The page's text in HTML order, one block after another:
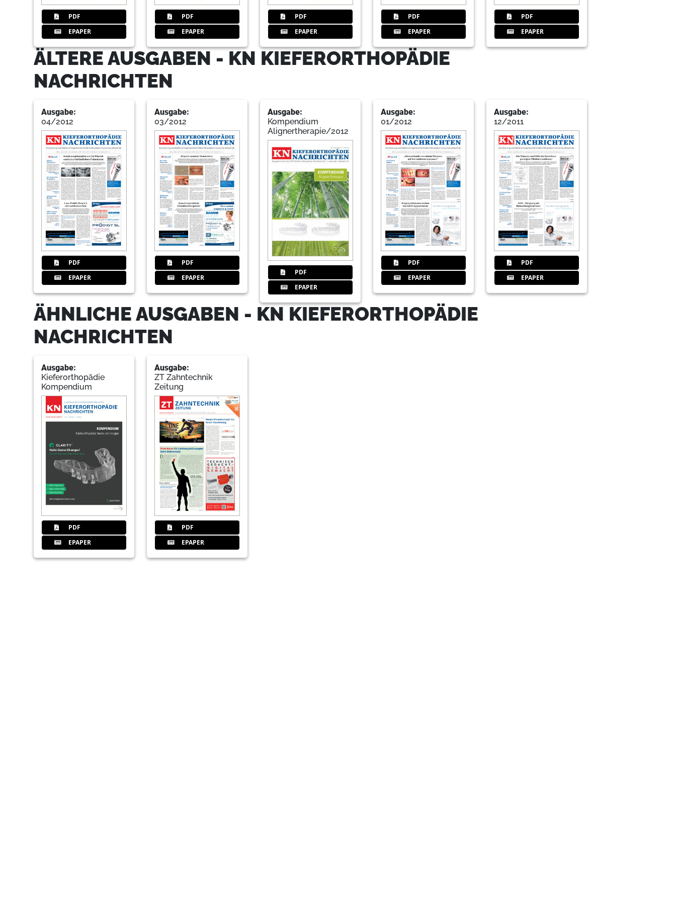
PDF
EPAPER
PDF
EPAPER
PDF
EPAPER
PDF
EPAPER
PDF
EPAPER
ÄLTERE AUSGABEN - KN KIEFERORTHOPÄDIE
NACHRICHTEN
Ausgabe:
04/2012
PDF
EPAPER
Ausgabe:
03/2012
PDF
EPAPER
Ausgabe:
Kompendium
Alignertherapie/2012
PDF
EPAPER
Ausgabe:
01/2012
PDF
EPAPER
Ausgabe:
12/2011
PDF
EPAPER
ÄHNLICHE AUSGABEN - KN KIEFERORTHOPÄDIE
NACHRICHTEN
Ausgabe:
Kieferorthopädie
Kompendium
PDF
EPAPER
Ausgabe:
ZT Zahntechnik
Zeitung
PDF
EPAPER